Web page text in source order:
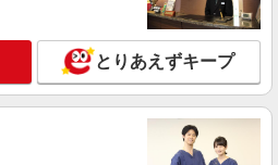
詳細を見る
とりあえずキープ